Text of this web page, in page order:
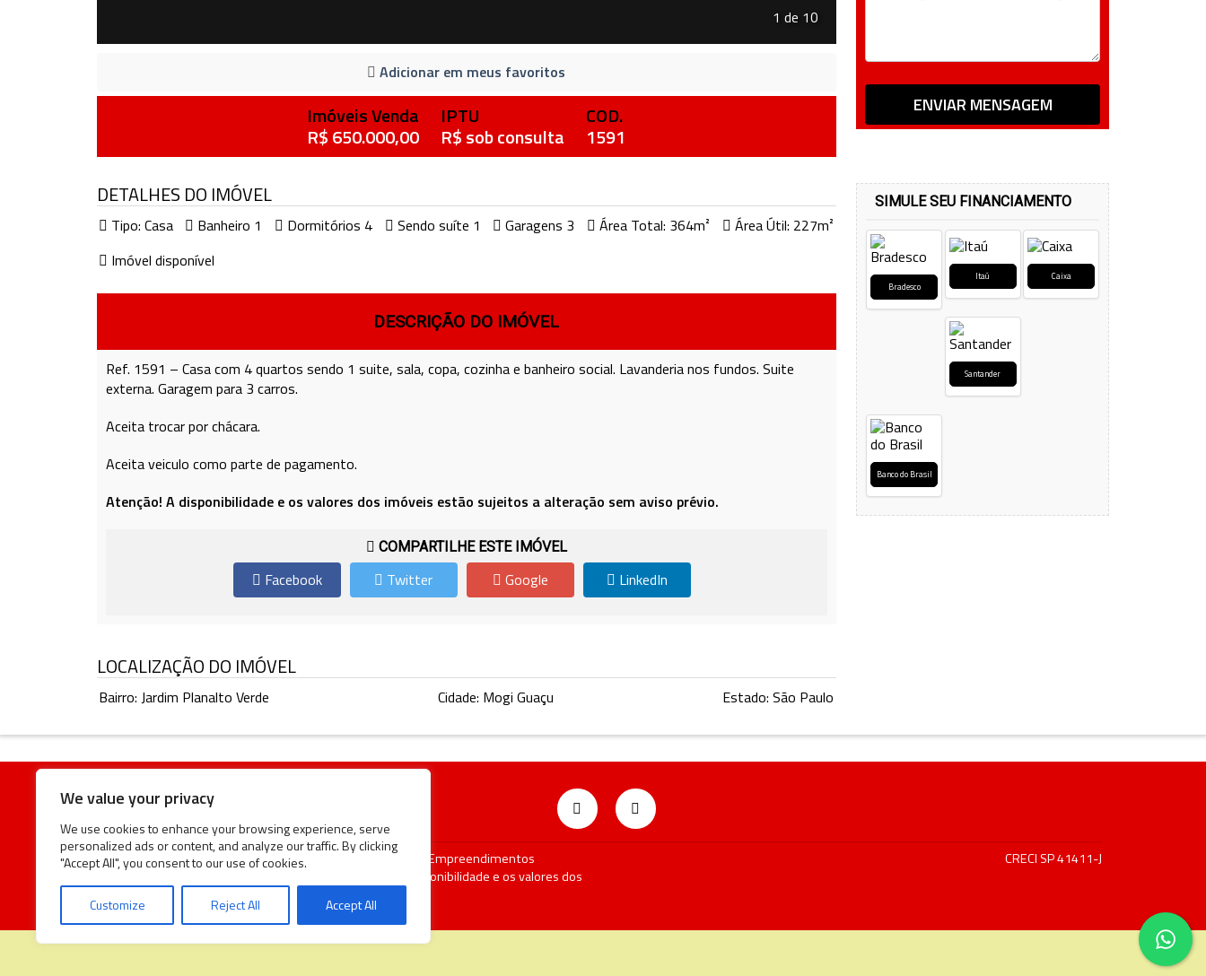
We value your privacy
We use cookies to enhance your browsing experience, serve
personalized ads or content, and analyze our traffic. By clicking
"Accept All", you consent to our use of cookies.
Customize Reject All Accept All
1 de 10
Adicionar em meus favoritos
Imóveis Venda
R$ 650.000,00
IPTU
R$ sob consulta
COD.
1591
DETALHES DO IMÓVEL
Tipo: Casa Banheiro 1 Dormitórios 4 Sendo suíte 1 Garagens 3 Área Total: 364m²
Área Útil: 227m²
Imóvel disponível
DESCRIÇÃO DO IMÓVEL
Ref. 1591 – Casa com 4 quartos sendo 1 suite, sala, copa, cozinha e banheiro social. Lavanderia nos fundos. Suite
externa. Garagem para 3 carros.
Aceita trocar por chácara.
Aceita veiculo como parte de pagamento.
Atenção! A disponibilidade e os valores dos imóveis estão sujeitos a alteração sem aviso prévio.
COMPARTILHE ESTE IMÓVEL
Facebook Twitter Google LinkedIn
LOCALIZAÇÃO DO IMÓVEL
Bairro: Jardim Planalto Verde Cidade: Mogi Guaçu Estado: São Paulo
SIMULE SEU FINANCIAMENTO
Bradesco
Itaú Caixa
Santander
Banco do Brasil
Rua Treze de Maio Nº 300 Mogi Mirim SP © 2018 - Localize Empreendimentos
Imobiliarios, Todos os Direitos Reservados! Atenção! A disponibilidade e os valores dos
CRECI SP 41411-J